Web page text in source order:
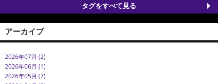
タグをすべて見る
アーカイブ
2026年07月 (2)
2026年06月 (1)
2026年05月 (7)